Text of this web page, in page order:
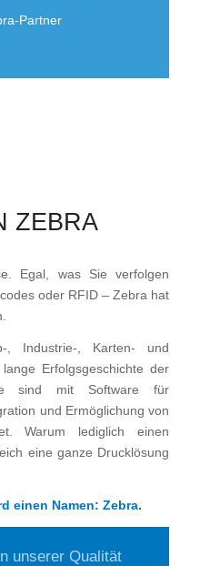
Partner
ZEBRA
Egal, was Sie verfolgen
oder RFID – Zebra hat
, Industrie-, Karten- und
Erfolgsgeschichte der
sind mit Software für
und Ermöglichung von
Warum lediglich einen
eine ganze Drucklösung
einen Namen: Zebra.
unserer Qualität